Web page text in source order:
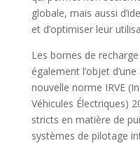
globale, mais aussi
et d’optimiser leur
Les bornes de
également l’objet
nouvelle norme IRVE
Véhicules Électriques)
stricts en matière de
systèmes de pilotage